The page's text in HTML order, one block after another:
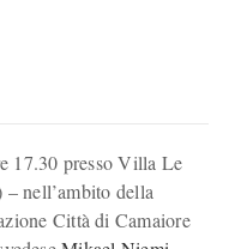
17.30 presso Villa Le
nell’ambito della
Città di Camaiore